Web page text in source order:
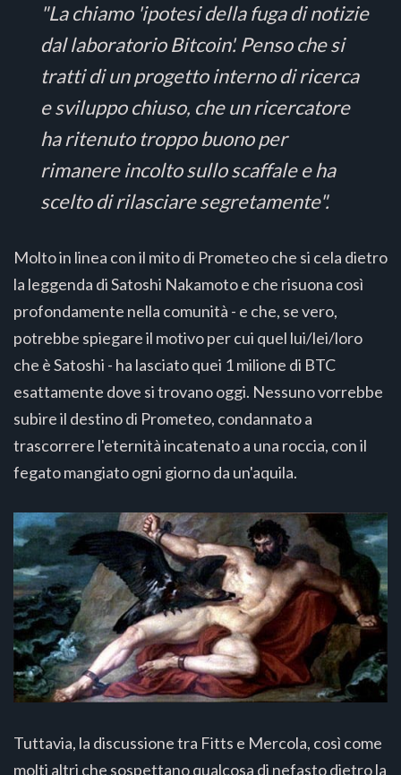
"La chiamo 'ipotesi della fuga di notizie
dal laboratorio Bitcoin'. Penso che si
tratti di un progetto interno di ricerca
e sviluppo chiuso, che un ricercatore
ha ritenuto troppo buono per
rimanere incolto sullo scaffale e ha
scelto di rilasciare segretamente".
Molto in linea con il mito di Prometeo che si cela dietro
la leggenda di Satoshi Nakamoto e che risuona così
profondamente nella comunità - e che, se vero,
potrebbe spiegare il motivo per cui quel lui/lei/loro
che è Satoshi - ha lasciato quei 1 milione di BTC
esattamente dove si trovano oggi. Nessuno vorrebbe
subire il destino di Prometeo, condannato a
trascorrere l'eternità incatenato a una roccia, con il
fegato mangiato ogni giorno da un'aquila.
Tuttavia, la discussione tra Fitts e Mercola, così come
molti altri che sospettano qualcosa di nefasto dietro la